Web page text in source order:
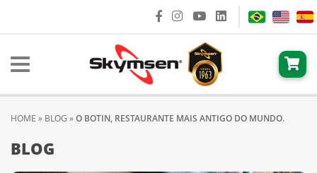
HOME » BLOG »O BOTIN, RESTAURANTE MAIS ANTIGO DO MUNDO.
BLOG